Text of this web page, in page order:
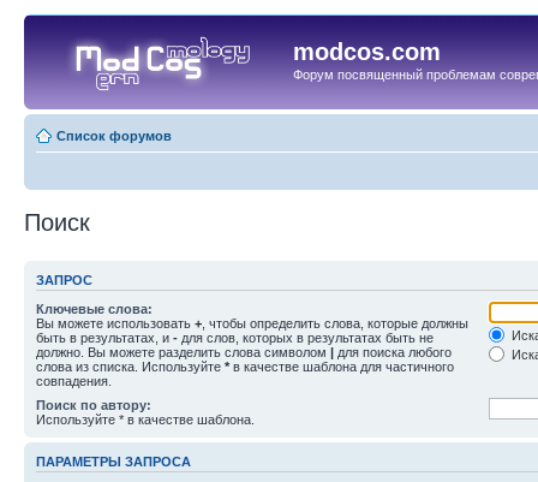
modcos.com
Форум посвященный проблемам
Список форумов
Поиск
ЗАПРОС
Ключевые слова:
Вы можете использовать + , чтобы определить слова, которые должны
быть в результатах, и - для слов, которых в результатах быть не
должно. Вы можете разделить слова символом | для поиска любого
слова из списка. Используйте * в качестве шаблона для частичного
совпадения.
Поиск по автору:
Используйте * в качестве шаблона.
ПАРАМЕТРЫ ЗАПРОСА